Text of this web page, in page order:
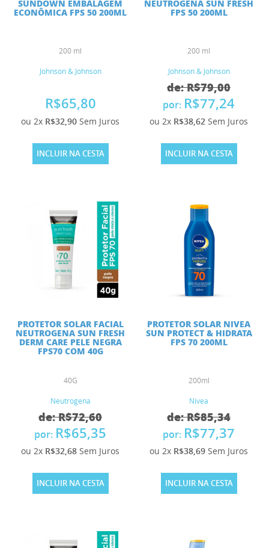
SUNDOWN EMBALAGEM
ECONÔMICA FPS 50 200ML
200 ml
Johnson & Johnson
R$65,80
ou 2x R$32,90 Sem Juros
INCLUIR NA CESTA
NEUTROGENA SUN FRESH
FPS 50 200ML
200 ml
Johnson & Johnson
de: R$79,00
por: R$77,24
ou 2x R$38,62 Sem Juros
INCLUIR NA CESTA
PROTETOR SOLAR FACIAL
NEUTROGENA SUN FRESH
DERM CARE PELE NEGRA
FPS70 COM 40G
40G
Neutrogena
de: R$72,60
por: R$65,35
ou 2x R$32,68 Sem Juros
INCLUIR NA CESTA
PROTETOR SOLAR NIVEA
SUN PROTECT & HIDRATA
FPS 70 200ML
200ml
Nivea
de: R$85,34
por: R$77,37
ou 2x R$38,69 Sem Juros
INCLUIR NA CESTA